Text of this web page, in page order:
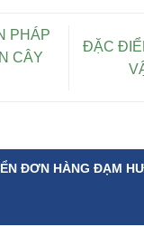
PHÁP
CÂY
ĐẶC
ĐƠN HÀNG ĐẠM